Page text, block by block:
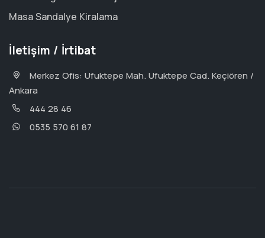
Masa Sandalye Kiralama
İletişim / İrtibat
Merkez Ofis: Ufuktepe Mah. Ufuktepe Cad. Keçiören /
Ankara
444 28 46
0535 570 61 87